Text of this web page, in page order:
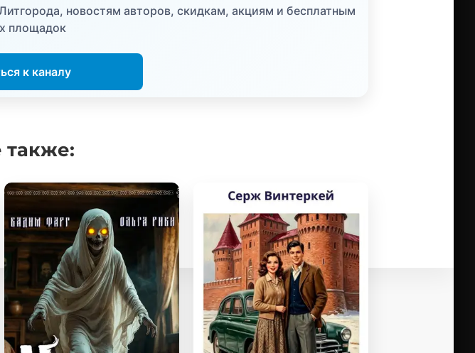
новостям авторов, скидкам, акциям и бесплатным
площадок
к каналу
также: